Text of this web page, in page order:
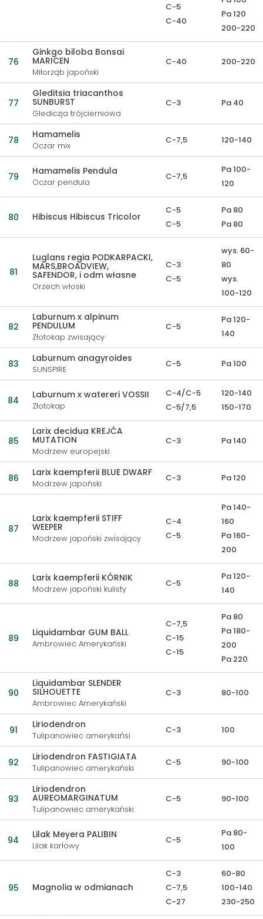
C-5
C-40
Pa 120
200-220
76
Ginkgo biloba Bonsai
MARICEN
Miłorząb japoński
C-40 200-220
77
Gleditsia triacanthos
SUNBURST
Glediczja trójcierniowa
C-3 Pa 40
78 Hamamelis
Oczar mix
C-7,5 120-140
79 Hamamelis Pendula
Oczar pendula
C-7,5
Pa 100-
120
80 Hibiscus Hibiscus Tricolor
C-5
C-5
Pa 80
Pa 80
81
Luglans regia PODKARPACKI,
MARS,BROADVIEW,
SAFENDOR, i odm własne
Orzech włoski
C-3
C-5
wys. 60-
80
wys.
100-120
82
Laburnum x alpinum
PENDULUM
Złotokap zwisający
C-5
Pa 120-
140
83 Laburnum anagyroides
SUNSPIRE
C-5 Pa 100
84 Laburnum x watereri VOSSII
Złotokap
C-4/C-5
C-5/7,5
120-140
150-170
85
Larix decidua KREJĆA
MUTATION
Modrzew europejski
C-3 Pa 140
86 Larix kaempferii BLUE DWARF
Modrzew japoński
C-3 Pa 120
87
Larix kaempferii STIFF
WEEPER
Modrzew japoński zwisający
C-4
C-5
Pa 140-
160
Pa 160-
200
88 Larix kaempferii KÓRNIK
Modrzew japoński kulisty
C-5
Pa 120-
140
89 Liquidambar GUM BALL
Ambrowiec Amerykański
C-7,5
C-15
C-15
Pa 80
Pa 180-
200
Pa 220
90
Liquidambar SLENDER
SILHOUETTE
Ambrowiec Amerykański
C-3 80-100
91 Liriodendron
Tulipanowiec amerykańsi
C-3 100
92 Liriodendron FASTIGIATA
Tulipanowiec amerykański
C-5 90-100
93
Liriodendron
AUREOMARGINATUM
Tulipanowiec amerykański
C-5 90-100
94 Lilak Meyera PALIBIN
Lilak karłowy
C-5
Pa 80-
100
95 Magnolia w odmianach
C-3
C-7,5
C-27
60-80
100-140
230-250